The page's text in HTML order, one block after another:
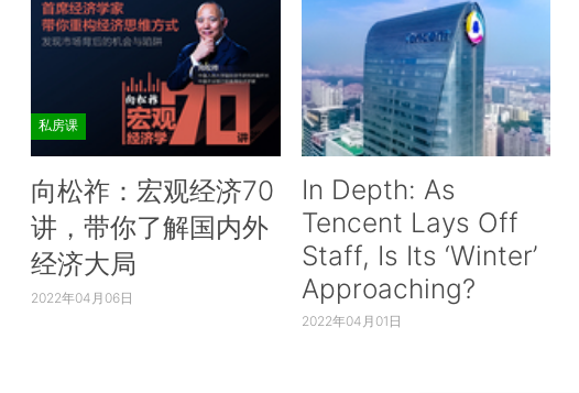
私房课
向松祚：宏观经济70
讲，带你了解国内外
经济大局
2022年04月06日
In Depth: As
Tencent Lays Off
Staff, Is Its ‘Winter’
Approaching?
2022年04月01日